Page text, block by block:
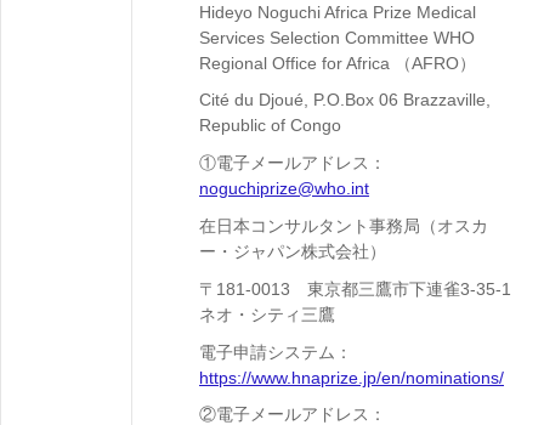
Hideyo Noguchi Africa Prize Medical
Services Selection Committee WHO
Regional Office for Africa （AFRO）
Cité du Djoué, P.O.Box 06 Brazzaville,
Republic of Congo
①電子メールアドレス：
noguchiprize@who.int
在日本コンサルタント事務局（オスカ
ー・ジャパン株式会社）
〒181-0013 東京都三鷹市下連雀3-35-1
ネオ・シティ三鷹
電子申請システム：
https://www.hnaprize.jp/en/nominations/
②電子メールアドレス：